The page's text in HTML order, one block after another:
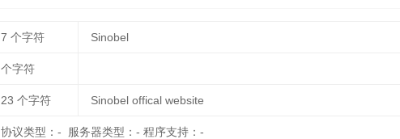
7 个字符 Sinobel
个字符
23 个字符 Sinobel offical website
协议类型：- 服务器类型：- 程序支持：-